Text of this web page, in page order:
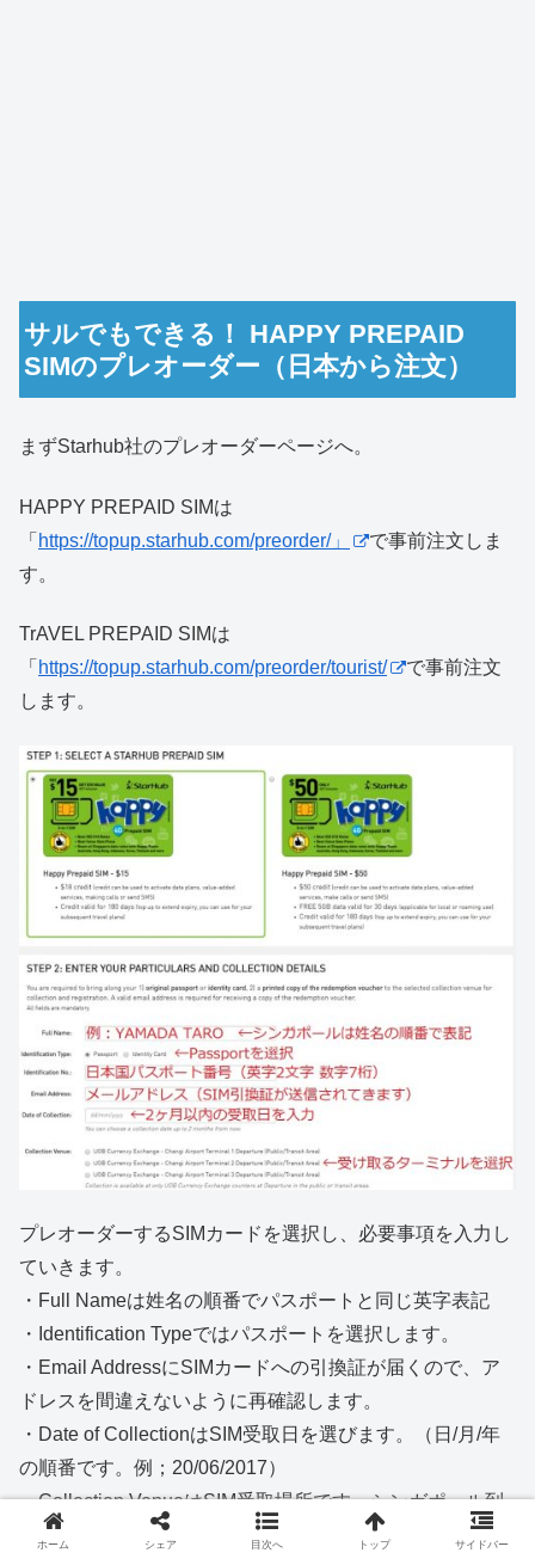
サルでもできる！ HAPPY PREPAID
SIMのプレオーダー（日本から注文）
まずStarhub社のプレオーダーページへ。
HAPPY PREPAID SIMは
「 https://topup.starhub.com/preorder/」
で事前注文しま
す。
TrAVEL PREPAID SIMは
「 https://topup.starhub.com/preorder/tourist/
で事前注文
します。
プレオーダーするSIMカードを選択し、必要事項を入力し
ていきます。
・Full Nameは姓名の順番でパスポートと同じ英字表記
・Identification Typeではパスポートを選択します。
・Email AddressにSIMカードへの引換証が届くので、ア
ドレスを間違えないように再確認します。
・Date of CollectionはSIM受取日を選びます。（日/月/年
の順番です。例；20/06/2017）
・Collection VenueはSIM受取場所です。シンガポール到
着時に利用するターミナル1～3で選びます。（2021年現
ホーム シェア 目次へ トップ サイドバー